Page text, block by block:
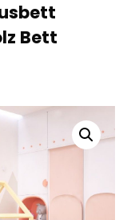
Bett